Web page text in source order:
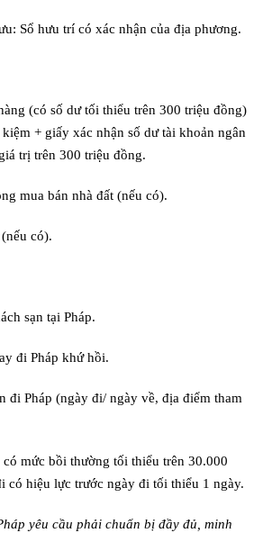
Sổ hưu trí có xác nhận của địa phương.
(có số dư tối thiểu trên 300 triệu đồng)
+ giấy xác nhận số dư tài khoản ngân
trị trên 300 triệu đồng.
mua bán nhà đất (nếu có).
có).
sạn tại Pháp.
đi Pháp khứ hồi.
đi Pháp (ngày đi/ ngày về, địa điểm tham
mức bồi thường tối thiểu trên 30.000
có hiệu lực trước ngày đi tối thiểu 1 ngày.
yêu cầu phải chuẩn bị đầy đủ, minh